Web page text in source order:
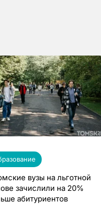
вузы на льготной
зачислили на 20%
абитуриентов